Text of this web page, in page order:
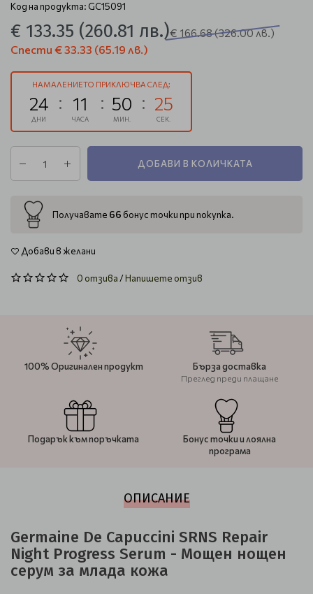
Код на продукта: GC15091
€ 133.35 (260.81 лв.)€ 166.68(326.00 лв.)
Спести € 33.33 (65.19 лв.)
НАМАЛЕНИЕТО ПРИКЛЮЧВА СЛЕД:
24
ДНИ
11
ЧАСА
50
МИН.
25
СЕК.
ДОБАВИ В КОЛИЧКАТА
Получавате 66 бонус точки при покупка.
Добави в желани
0 отзива/Напишете отзив
100% Оригинален продукт Бърза доставка
Преглед преди плащане
Подарък към поръчката
Бонус точки и лоялна
програма
ОПИСАНИЕ
Germaine De Capuccini SRNS Repair
Night Progress Serum - Мощен нощен
серум за млада кожа